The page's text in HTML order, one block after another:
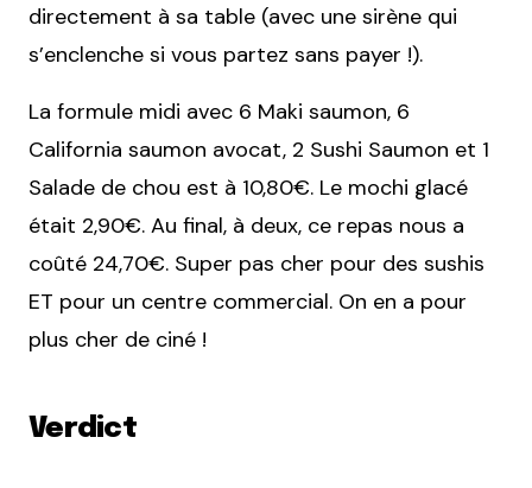
directement à sa table (avec une sirène qui
s’enclenche si vous partez sans payer !).
La formule midi avec 6 Maki saumon, 6
California saumon avocat, 2 Sushi Saumon et 1
Salade de chou est à 10,80€. Le mochi glacé
était 2,90€. Au final, à deux, ce repas nous a
coûté 24,70€. Super pas cher pour des sushis
ET pour un centre commercial. On en a pour
plus cher de ciné !
Verdict